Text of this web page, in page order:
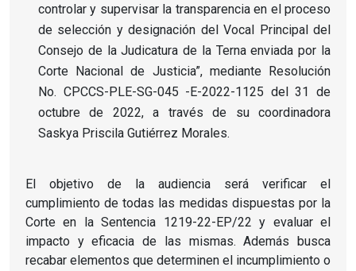
controlar y supervisar la transparencia en el proceso
de selección y designación del Vocal Principal del
Consejo de la Judicatura de la Terna enviada por la
Corte Nacional de Justicia”, mediante Resolución
No. CPCCS-PLE-SG-045 -E-2022-1125 del 31 de
octubre de 2022, a través de su coordinadora
Saskya Priscila Gutiérrez Morales.
El objetivo de la audiencia será verificar el
cumplimiento de todas las medidas dispuestas por la
Corte en la Sentencia 1219-22-EP/22 y evaluar el
impacto y eficacia de las mismas.Además busca
recabar elementos que determinen el incumplimiento o